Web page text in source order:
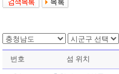
번호 섬 위치